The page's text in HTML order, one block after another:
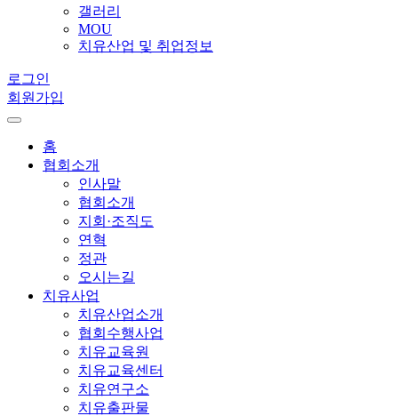
갤러리
MOU
치유산업 및 취업정보
로그인
회원가입
홈
협회소개
인사말
협회소개
지회·조직도
연혁
정관
오시는길
치유사업
치유산업소개
협회수행사업
치유교육원
치유교육센터
치유연구소
치유출판물